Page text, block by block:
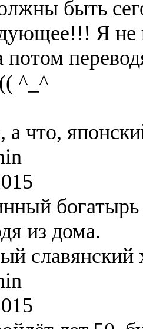
быть
Я не
потом
^_^
что,
из дома.
славянский